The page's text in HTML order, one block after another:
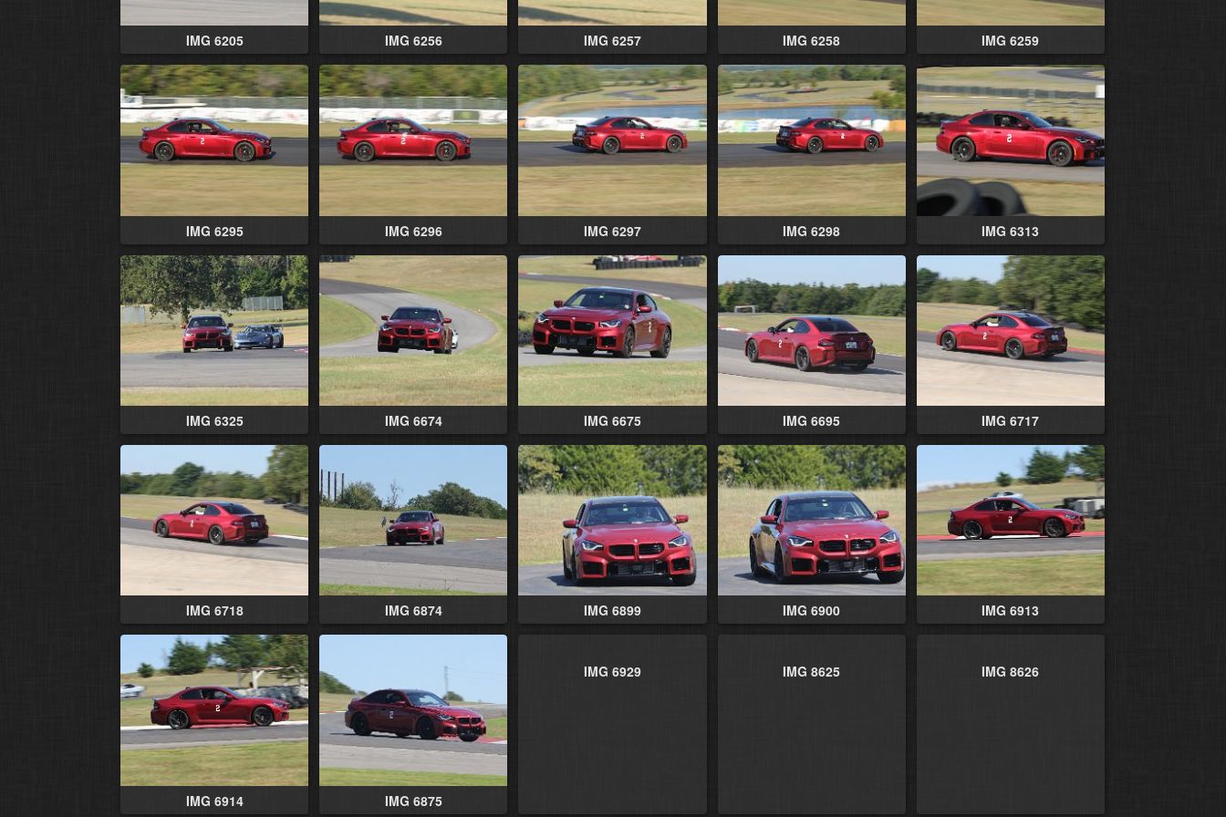
IMG 6205 IMG 6256 IMG 6257 IMG 6258 IMG 6259
IMG 6295 IMG 6296 IMG 6297 IMG 6298 IMG 6313
IMG 6325 IMG 6674 IMG 6675 IMG 6695 IMG 6717
IMG 6718 IMG 6874 IMG 6899 IMG 6900 IMG 6913
IMG 6914 IMG 6875
IMG 6929 IMG 8625 IMG 8626